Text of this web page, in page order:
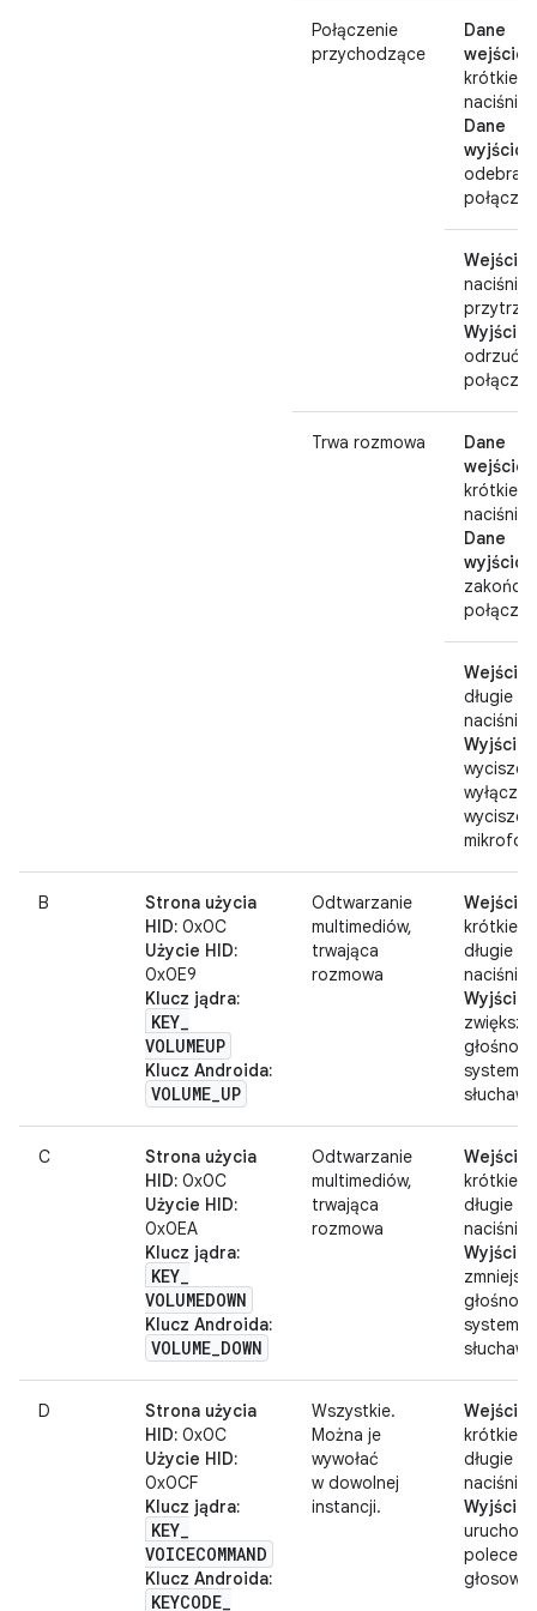
Połączenie
przychodzące
Dane
krótkie
Dane
Wejście:
naciśnij i
Wyjście:
odrzuć
Trwa rozmowa
Dane
krótkie
Dane
Wejście:
długie
Wyjście:
B
Strona użycia
HID: 0x0C
Użycie HID:
0x0E9
Klucz jądra:
KEY_
VOLUMEUP
Klucz Androida:
VOLUME_UP
Odtwarzanie
multimediów,
trwająca
rozmowa
Wejście:
krótkie
długie
Wyjście:
zwiększa
głośność
systemu
C
Strona użycia
HID: 0x0C
Użycie HID:
0x0EA
Klucz jądra:
KEY_
VOLUMEDOWN
Klucz Androida:
VOLUME_DOWN
Odtwarzanie
multimediów,
trwająca
rozmowa
Wejście:
krótkie
długie
Wyjście:
głośność
systemu
D
Strona użycia
HID: 0x0C
Użycie HID:
0x0CF
Klucz jądra:
KEY_
VOICECOMMAND
Klucz Androida:
KEYCODE_
Wszystkie.
Można je
wywołać
w dowolnej
instancji.
Wejście:
krótkie
długie
Wyjście: